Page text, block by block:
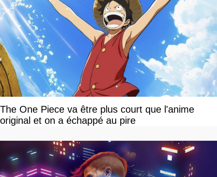
The One Piece va être plus court que l'anime
original et on a échappé au pire